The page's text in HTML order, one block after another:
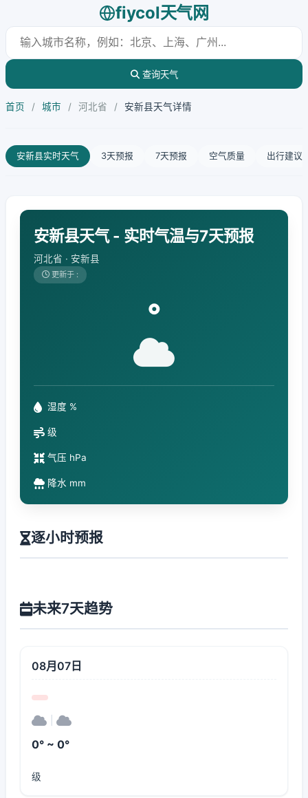
fiycol天气网
查询天气
首页 / 城市 / 河北省 / 安新县天气详情
安新县实时天气 3天预报 7天预报 空气质量 出行建议
安新县天气 - 实时气温与7天预报
河北省 · 安新县
更新于 :
°
湿度 %
级
气压 hPa
降水 mm
逐小时预报
未来7天趋势
08月07日
0° ~ 0°
级